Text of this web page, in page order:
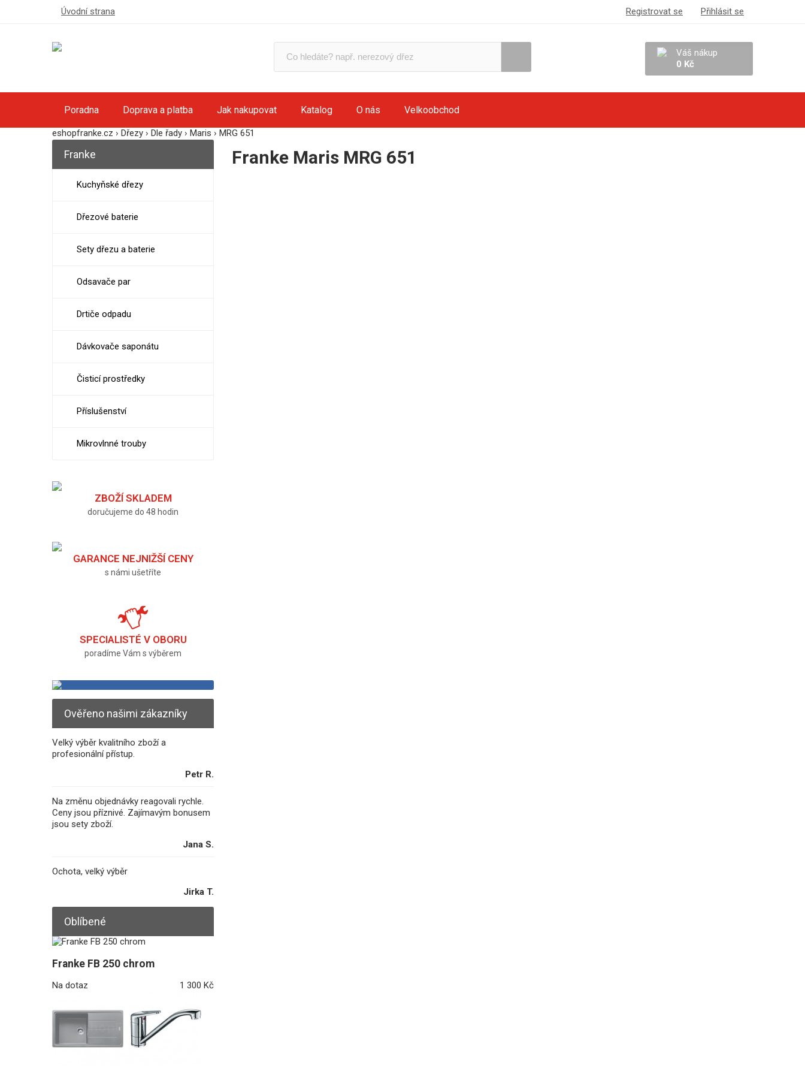
Úvodní strana Registrovat se Přihlásit se
Váš nákup
0 Kč
Poradna Doprava a platba Jak nakupovat Katalog O nás Velkoobchod
eshopfranke.cz › Dřezy › Dle řady › Maris › MRG 651
Franke Maris MRG 651
Franke
Kuchyňské dřezy
Dřezové baterie
Sety dřezu a baterie
Odsavače par
Drtiče odpadu
Dávkovače saponátu
Čisticí prostředky
Příslušenství
Mikrovlnné trouby
ZBOŽÍ SKLADEM
doručujeme do 48 hodin
GARANCE NEJNIŽŠÍ CENY
s námi ušetříte
SPECIALISTÉ V OBORU
poradíme Vám s výběrem
Ověřeno našimi zákazníky
Velký výběr kvalitního zboží a
profesionální přístup.
Petr R.
Na změnu objednávky reagovali rychle.
Ceny jsou příznivé. Zajímavým bonusem
jsou sety zboží.
Jana S.
Ochota, velký výběr
Jirka T.
Oblíbené
Franke FB 250 chrom
Na dotaz 1 300 Kč